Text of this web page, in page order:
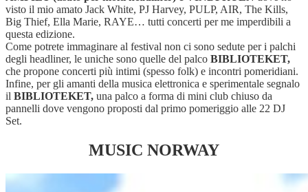
visto il mio amato Jack White, PJ Harvey, PULP, AIR, The Kills,
Big Thief, Ella Marie, RAYE… tutti concerti per me imperdibili a
questa edizione.
Come potrete immaginare al festival non ci sono sedute per i palchi
degli headliner, le uniche sono quelle del palco BIBLIOTEKET,
che propone concerti più intimi (spesso folk) e incontri pomeridiani.
Infine, per gli amanti della musica elettronica e sperimentale segnalo
il BIBLIOTEKET, una palco a forma di mini club chiuso da
pannelli dove vengono proposti dal primo pomeriggio alle 22 DJ
Set.
MUSIC NORWAY